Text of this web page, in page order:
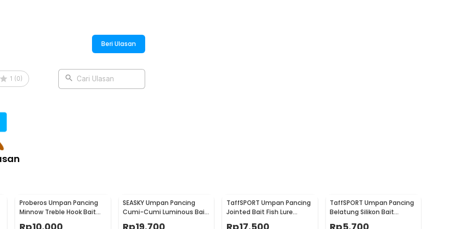
Material tahan benturan dan anti air
Anda mudah mengakses umpan
hingga teknik mancing harian
untuk berbagai spot seperti sungai,
Anda dapat mencoba berbagai
Beri Ulasan
1 (0) Cari Ulasan
Proberos Umpan Pancing
Minnow Treble Hook Bait
Rp10.000
SEASKY Umpan Pancing
Cumi-Cumi Luminous Bait
Rp19.700
TaffSPORT Umpan Pancing
Jointed Bait Fish Lure
Rp17.500
TaffSPORT Umpan Pancing
Belatung Silikon Bait
Rp5.700